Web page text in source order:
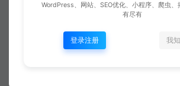
时，应著重可靠性、操控性和可
面的考量。
WordPress、网站、SEO优化、小程序、爬虫、
有尽有
登录注册 我